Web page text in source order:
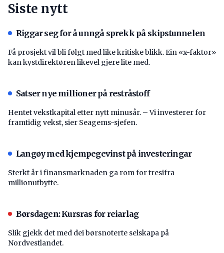
Siste nytt
Riggar seg for å unngå sprekk på skipstunnelen
Få prosjekt vil bli følgt med like kritiske blikk. Ein «x-faktor»
kan kystdirektøren likevel gjere lite med.
Satser nye millioner på restråstoff
Hentet vekstkapital etter nytt minusår. – Vi investerer for
framtidig vekst, sier Seagems-sjefen.
Langøy med kjempegevinst på investeringar
Sterkt år i finansmarknaden ga rom for tresifra
millionutbytte.
Børsdagen: Kursras for reiarlag
Slik gjekk det med dei børsnoterte selskapa på
Nordvestlandet.